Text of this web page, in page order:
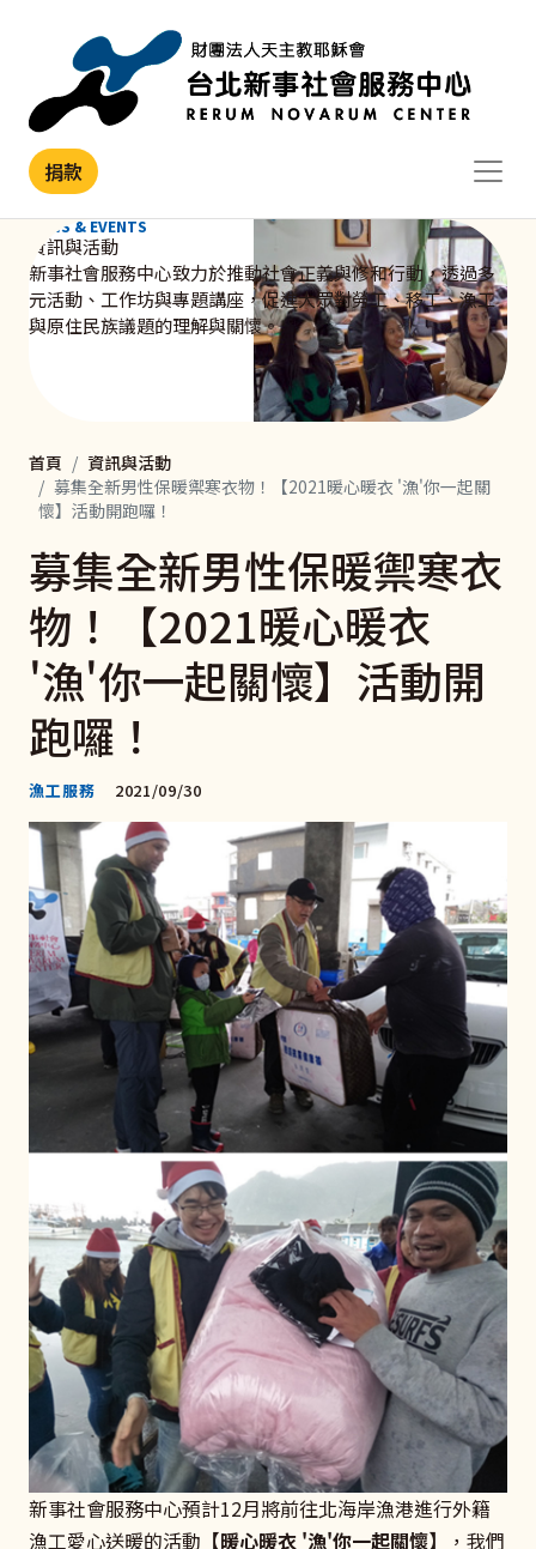
捐款
NEWS & EVENTS
資訊與活動
新事社會服務中心致力於推動社會正義與修和行動，透過多
元活動、工作坊與專題講座，促進大眾對勞工、移工、漁工
與原住民族議題的理解與關懷。
首頁
資訊與活動
募集全新男性保暖禦寒衣物！【2021暖心暖衣 '漁'你一起關
懷】活動開跑囉！
募集全新男性保暖禦寒衣
物！【2021暖心暖衣
'漁'你一起關懷】活動開
跑囉！
漁工服務 2021/09/30
新事社會服務中心預計12月將前往北海岸漁港進行外籍
漁工愛心送暖的活動 【暖心暖衣 '漁'你一起關懷】
，我們